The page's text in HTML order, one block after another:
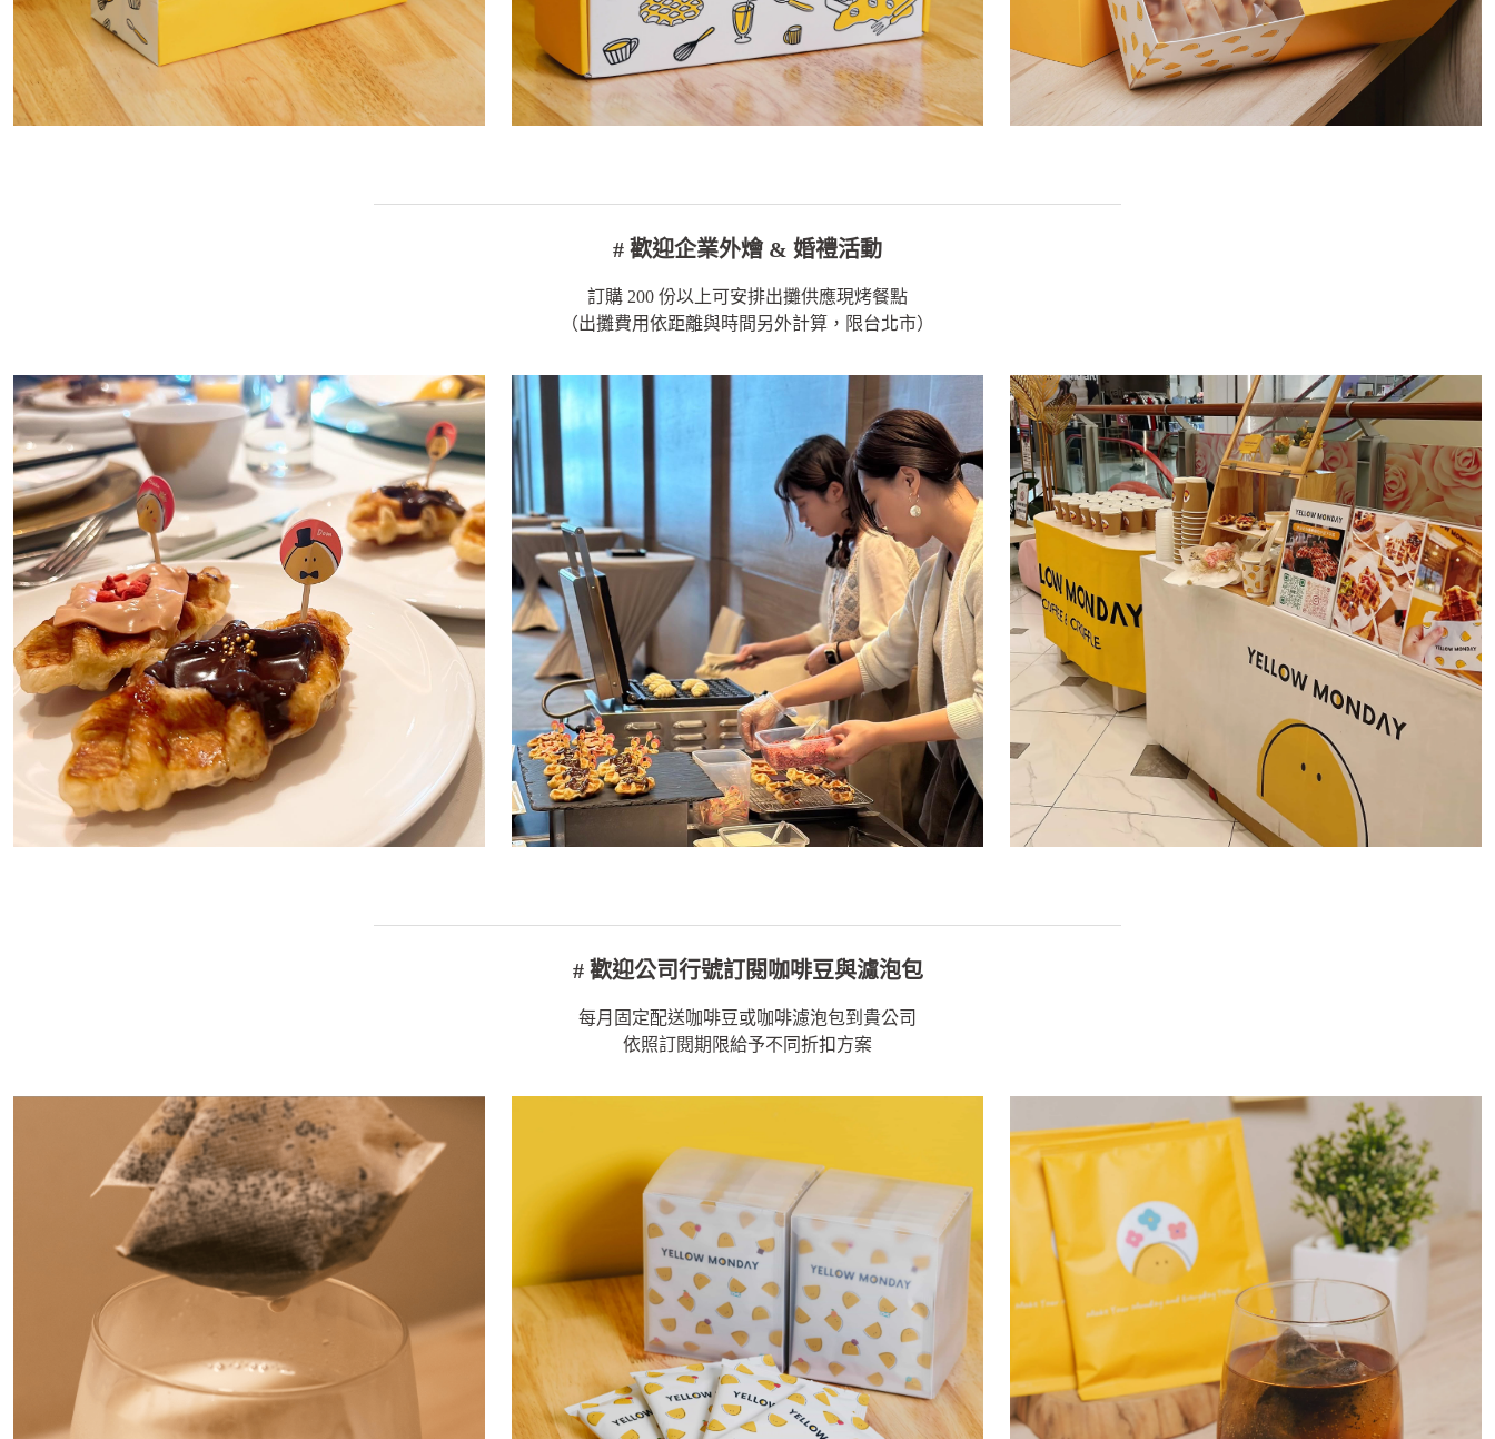
# 歡迎企業外燴 & 婚禮活動
訂購 200 份以上可安排出攤供應現烤餐點
（出攤費用依距離與時間另外計算，限台北市）
# 歡迎公司行號訂閱咖啡豆與濾泡包
每月固定配送咖啡豆或咖啡濾泡包到貴公司
依照訂閱期限給予不同折扣方案